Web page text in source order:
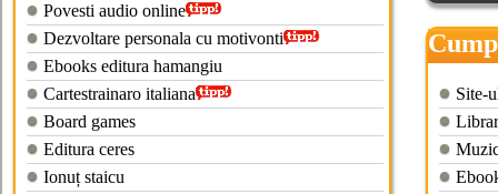
Povesti audio online
Dezvoltare personala cu motivonti
Ebooks editura hamangiu
Cartestrainaro italiana
Board games
Editura ceres
Ionuț staicu
Site-